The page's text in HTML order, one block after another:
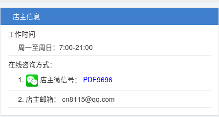
店主信息
工作时间
周一至周日：7:00-21:00
在线咨询方式：
1.
店主微信号：
PDF9696
2. 店主邮箱： cn8115@qq.com